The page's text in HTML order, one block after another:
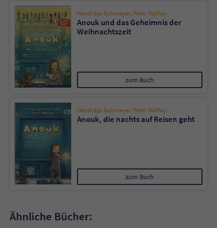
Hendrikje Balsmeyer, Peter Maffay
Anouk und das Geheimnis der
Weihnachtszeit
zum Buch
Hendrikje Balsmeyer, Peter Maffay
Anouk, die nachts auf Reisen geht
zum Buch
Ähnliche Bücher: